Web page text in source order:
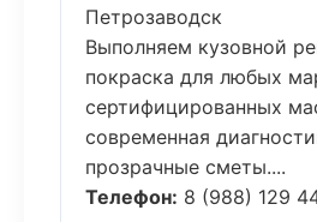
Петрозаводск
Выполняем кузовной
покраска для любых
сертифицированных
современная
прозрачные сметы....
Телефон: 8 (988) 129